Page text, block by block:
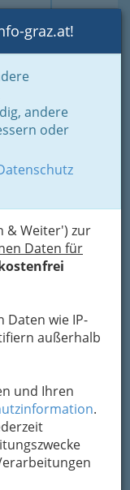
Login Toggle
graz.at!
andere
oder
& Weiter') zur
Daten für
Daten wie IP-
außerhalb
und Ihren
.